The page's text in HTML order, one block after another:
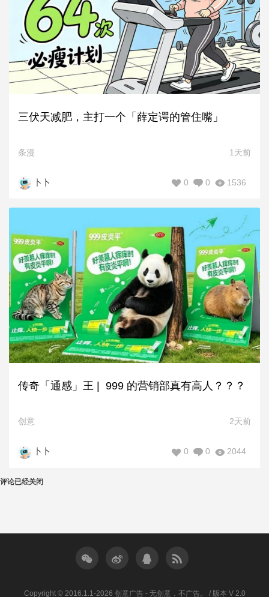
三伏天减肥，主打一个「薛定谔的管住嘴」
条漫 1天前
卜卜 1536
0
0
传奇「通感」王 | 999 的营销部真有高人？？？
创意 2天前
卜卜 2044
0
0
评论已经关闭
Copyright © 2016.1.1-2026 创意广告 - 无创意，不广告。 / 版本 V 2.0